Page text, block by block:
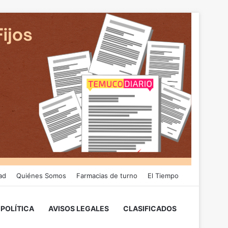
Quiénes Somos Farmacias de turno El Tiempo
POLÍTICA AVISOS LEGALES CLASIFICADOS